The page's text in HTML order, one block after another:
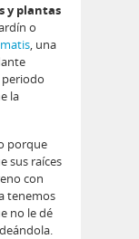
y plantas
o
, una
la
porque
sus raíces
con
tenemos
no le dé